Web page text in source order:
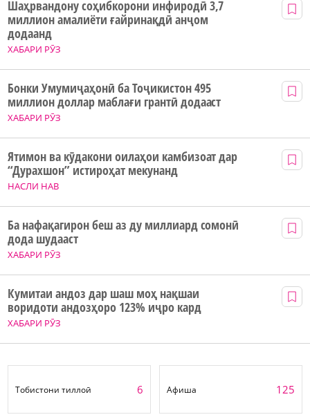
ХАБАРИ РӮЗ
Шаҳрвандону соҳибкорони инфиродӣ 3,7
миллион амалиёти ғайринақдӣ анҷом
додаанд
ХАБАРИ РӮЗ
Бонки Умумиҷаҳонӣ ба Тоҷикистон 495
миллион доллар маблағи грантӣ додааст
НАСЛИ НАВ
Ятимон ва кӯдакони оилаҳои камбизоат дар
“Дурахшон” истироҳат мекунанд
ХАБАРИ РӮЗ
Ба нафақагирон беш аз ду миллиард сомонӣ
дода шудааст
ХАБАРИ РӮЗ
Кумитаи андоз дар шаш моҳ нақшаи
воридоти андозҳоро 123% иҷро кард
Тобистони тиллоӣ 6 Афиша 125